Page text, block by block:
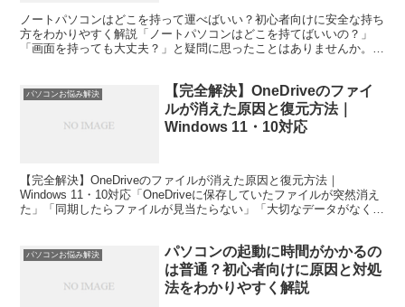
ノートパソコンはどこを持って運べばいい？初心者向けに安全な持ち
方をわかりやすく解説「ノートパソコンはどこを持てばいいの？」
「画面を持っても大丈夫？」と疑問に思ったことはありませんか。ノ
パソコンお悩み解決
【完全解決】OneDriveのファイ
ルが消えた原因と復元方法｜
Windows 11・10対応
【完全解決】OneDriveのファイルが消えた原因と復元方法｜
Windows 11・10対応「OneDriveに保存していたファイルが突然消え
た」「同期したらファイルが見当たらない」「大切なデータがなくな
パソコンお悩み解決
パソコンの起動に時間がかかるの
は普通？初心者向けに原因と対処
法をわかりやすく解説